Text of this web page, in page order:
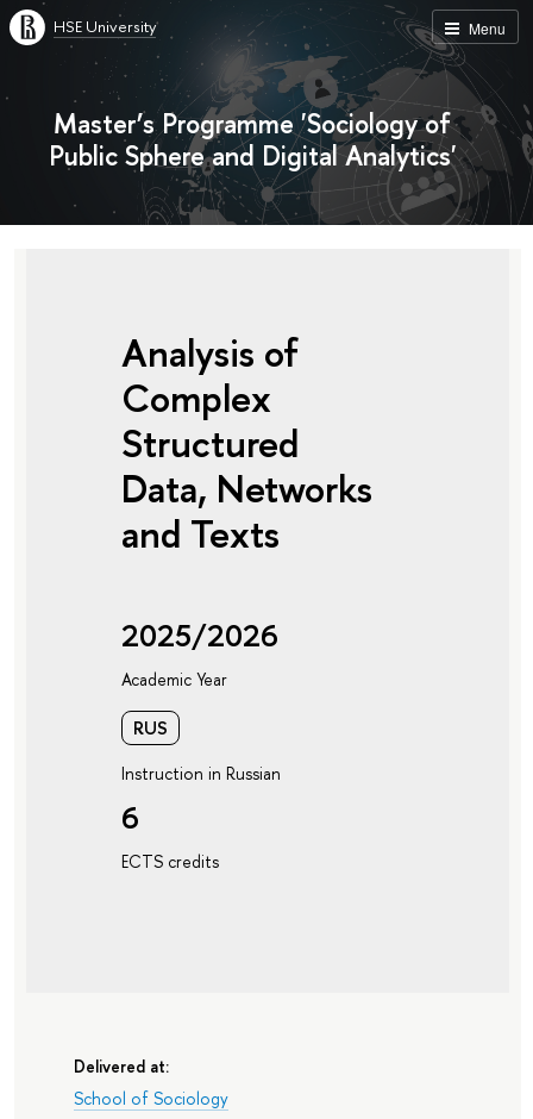
Menu
HSE University
Master’s Programme 'Sociology of
Public Sphere and Digital Analytics'
Analysis of
Сomplex
Structured
Data, Networks
and Texts
2025/2026
Academic Year
RUS
Instruction in Russian
6
ECTS credits
Delivered at:
School of Sociology